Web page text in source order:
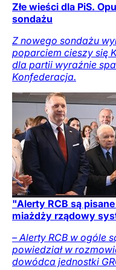
Złe wieści dla PiS.
sondażu
Z nowego sondażu
poparciem cieszy się
dla partii wyraźnie
Konfederacja.
"Alerty RCB są
miażdży rządowy
– Alerty RCB w ogóle
powiedział w
dowódca jednostki